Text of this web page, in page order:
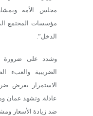
مجلس الأمة
مؤسسات المجتمع
الدخل”.
وشدد على ضرورة
الضريبية والعبء
الاستمرار بفرض
عادلة. وتشهد عمان
ضد زيادة الأسعار